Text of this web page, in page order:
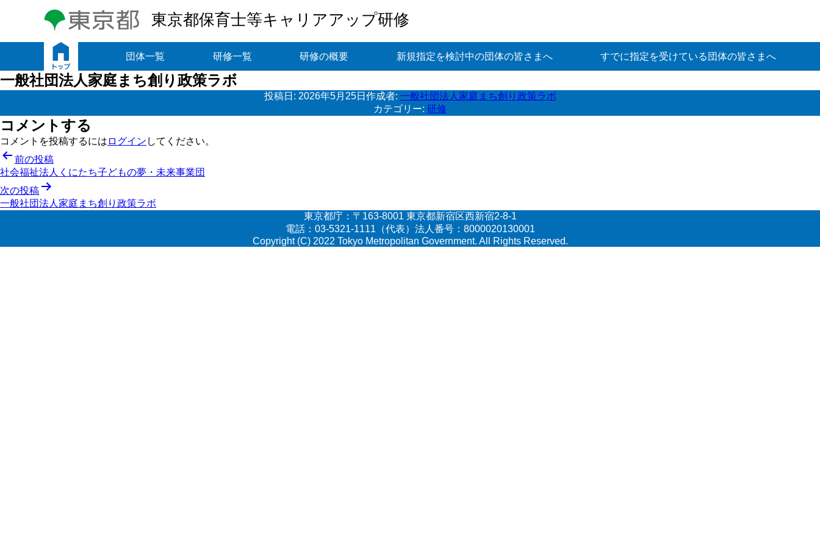
東京都保育士等キャリアアップ研修
団体一覧 研修一覧 研修の概要 新規指定を検討中の団体の皆さまへ すでに指定を受けている団体の皆さまへ
一般社団法人家庭まち創り政策ラボ
投稿日: 2026年5月25日 作成者: 一般社団法人家庭まち創り政策ラボ
カテゴリー: 研修
コメントする
コメントを投稿するには ログイン してください。
投
稿
ナ
ビ
前の投稿
社会福祉法人くにたち子どもの夢・未来事業団
次の投稿
一般社団法人家庭まち創り政策ラボ
東京都庁：〒163-8001 東京都新宿区西新宿2-8-1
電話：03-5321-1111（代表）法人番号：8000020130001
Copyright (C) 2022 Tokyo Metropolitan Government. All Rights Reserved.